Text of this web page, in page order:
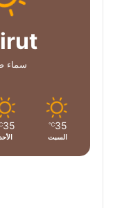
سماء
35
℃
السبت
35